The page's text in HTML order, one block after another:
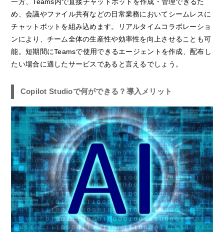
め、会議やファイル共有などの日常業務においてシームレスに
チャットボットを組み込めます。リアルタイムコラボレーショ
ンにより、チーム全体の生産性や効率性を向上させることも可
能。短期間にTeamsで使用できるエージェントを作成、配布し
たい場合に適したサービスであると言えるでしょう。
Copilot Studioで何ができる？導入メリット